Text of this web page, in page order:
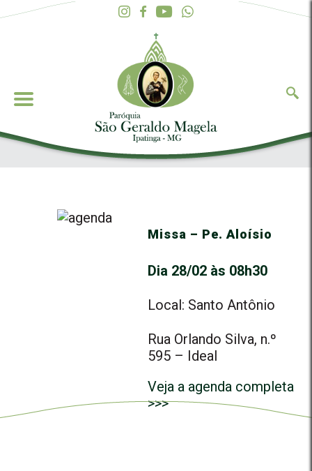
Missa – Pe. Aloísio
Dia 28/02 às 08h30
Local: Santo Antônio
Rua Orlando Silva, n.º
595 – Ideal
Veja a agenda completa
>>>